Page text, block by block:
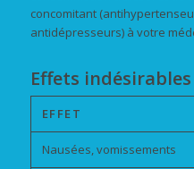
concomitant
antidépresseurs) à votre
Effets
EFFET
Nausées, vomissements